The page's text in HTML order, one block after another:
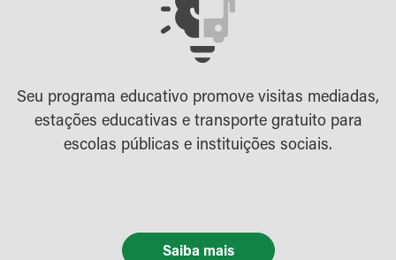
Seu programa educativo promove visitas mediadas,
estações educativas e transporte gratuito para
escolas públicas e instituições sociais.
Saiba mais